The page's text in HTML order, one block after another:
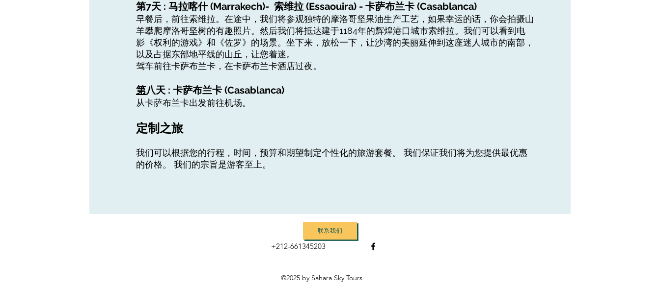
第7天 : 马拉喀什 (Marrakech)- 索维拉 (Essaouira) - 卡萨布兰卡 (Casablanca)
早餐后，前往索维拉。在途中，我们将参观独特的摩洛哥坚果油生产工艺，如果幸运的话，你会拍摄山
羊攀爬摩洛哥坚树的有趣照片。然后我们将抵达建于1184年的辉煌港口城市索维拉。我们可以看到电
影《权利的游戏》和《佐罗》的场景。坐下来，放松一下，让沙湾的美丽延伸到这座迷人城市的南部，
以及占据东部地平线的山丘，让您着迷。
驾车前往卡萨布兰卡，在卡萨布兰卡酒店过夜。
第八天 : 卡萨布兰卡 (Casablanca)
从卡萨布兰卡出发前往机场。
定制之旅
我们可以根据您的行程，时间，预算和期望制定个性化的旅游套餐。 我们保证我们将为您提供最优惠
的价格。 我们的宗旨是游客至上。
联系我们
+212-661345203
©2025 by Sahara Sky Tours